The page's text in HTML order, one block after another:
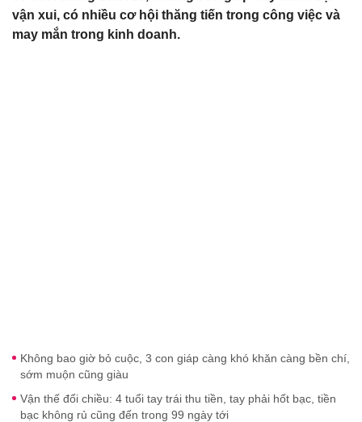
vận xui, có nhiều cơ hội thăng tiến trong công việc và
may mắn trong kinh doanh.
Không bao giờ bỏ cuộc, 3 con giáp càng khó khăn càng bền chí,
sớm muộn cũng giàu
Vận thế đổi chiều: 4 tuổi tay trái thu tiền, tay phải hốt bạc, tiền
bạc không rủ cũng đến trong 99 ngày tới